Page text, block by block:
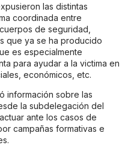
las distintas
coordinada entre
de seguridad,
que ya se ha producido
es especialmente
para ayudar a la victima en
económicos, etc.
información sobre las
la subdelegación del
ante los casos de
campañas formativas e